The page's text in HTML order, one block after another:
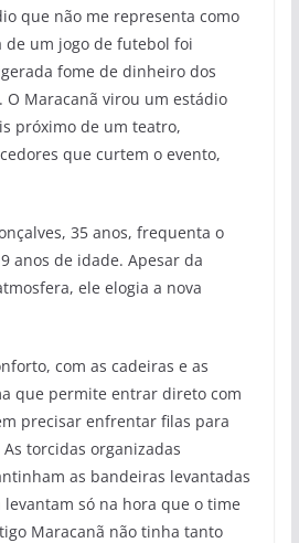
que não me representa como
de um jogo de futebol foi
fome de dinheiro dos
O Maracanã virou um estádio
próximo de um teatro,
que curtem o evento,
35 anos, frequenta o
anos de idade. Apesar da
ele elogia a nova
com as cadeiras e as
que permite entrar direto com
precisar enfrentar filas para
torcidas organizadas
as bandeiras levantadas
só na hora que o time
Maracanã não tinha tanto